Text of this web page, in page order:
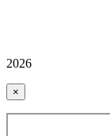
2026
×